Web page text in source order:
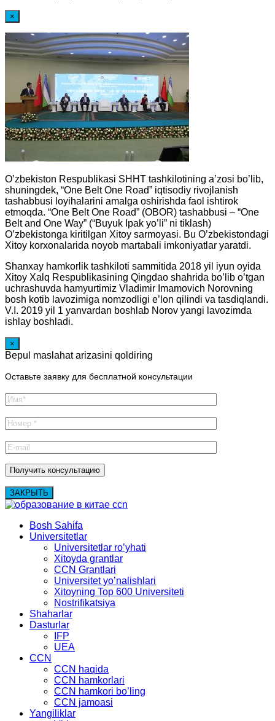
×
O’zbekiston Respublikasi SHHT tashkilotining a’zosi bo’lib,
shuningdek, “One Belt One Road” iqtisodiy rivojlanish
tashabbusi loyihalarini amalga oshirishda faol ishtirok
etmoqda. “One Belt One Road” (OBOR) tashabbusi – “One
Belt and One Way” (“Buyuk Ipak yo’li” ni tiklash)
O’zbekistonga kiritilgan Xitoy sarmoyasi. Bu O’zbekistondagi
Xitoy korxonalarida noyob martabali imkoniyatlar yaratdi.
Shanxay hamkorlik tashkiloti sammitida 2018 yil iyun oyida
Xitoy Xalq Respublikasining Qingdao shahrida bo’lib o’tgan
uchrashuvda hamyurtimiz Vladimir Imamovich Norovning
bosh kotib lavozimiga nomzodligi e’lon qilindi va tasdiqlandi.
V.I. 2019 yil 1 yanvardan boshlab Norov yangi lavozimda
ishlay boshladi.
×
Bepul maslahat arizasini qoldiring
Оставьте заявку для бесплатной консультации
ЗАКРЫТЬ
Bosh Sahifa
Universitetlar
Universitetlar ro’yhati
Xitoyda grantlar
CCN Grantlari
Universitet yo’nalishlari
Xitoyning Top 600 Universiteti
Nostrifikatsiya
Shaharlar
Dasturlar
IFP
UEA
CCN
CCN haqida
CCN hamkorlari
CCN hamkori bo’ling
CCN jamoasi
Yangiliklar